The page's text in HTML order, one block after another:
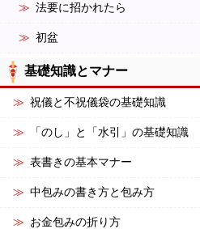
法要に招かれたら
初盆
基礎知識とマナー
祝儀と不祝儀袋の基礎知識
「のし」と「水引」の基礎知識
表書きの基本マナー
中包みの書き方と包み方
お金包みの折り方